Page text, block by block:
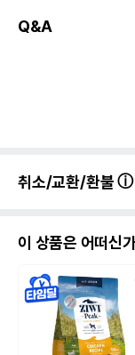
Q&A
취소/교환/환불
이 상품은 어떠신